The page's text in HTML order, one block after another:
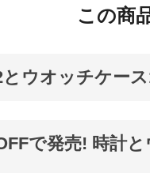
この商
ウオッチケー
で発売! 時計